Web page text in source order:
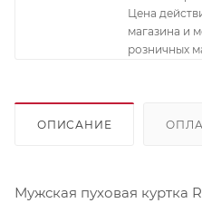
Цена
магазина и
розничных
ОПИСАНИЕ
Мужская пуховая куртка